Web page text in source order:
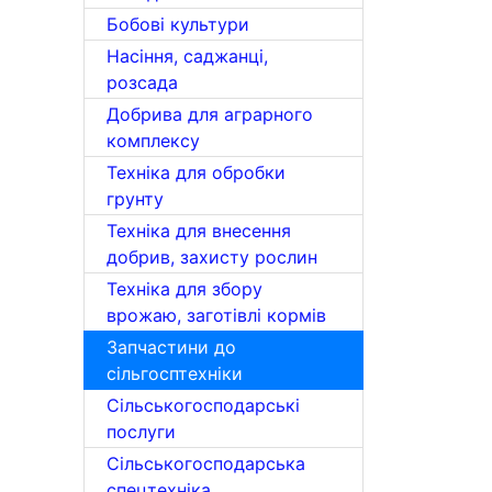
Бобові культури
Насіння, саджанці,
розсада
Добрива для аграрного
комплексу
Техніка для обробки
грунту
Техніка для внесення
добрив, захисту рослин
Техніка для збору
врожаю, заготівлі кормів
Запчастини до
сільгосптехніки
Сільськогосподарські
послуги
Сільськогосподарська